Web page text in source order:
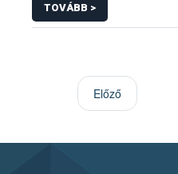
TOVÁBB >
Előző